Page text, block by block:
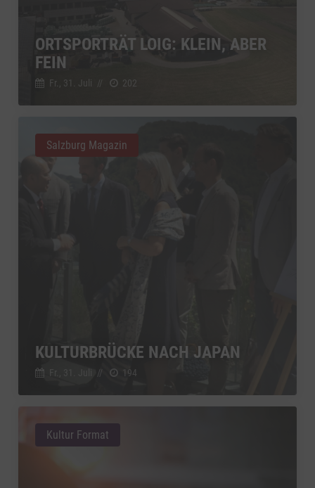
ORTSPORTRÄT LOIG: KLEIN, ABER
FEIN
Fr., 31. Juli // 202
KULTURBRÜCKE NACH JAPAN
Fr., 31. Juli // 194
Salzburg Magazin
Kultur Format